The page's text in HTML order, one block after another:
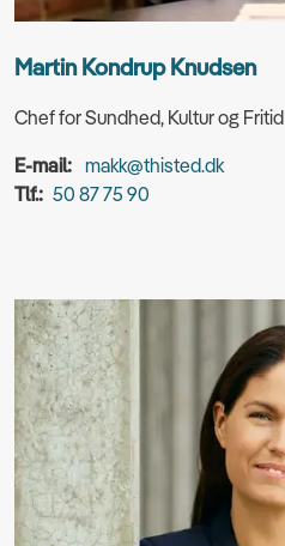
Martin Kondrup Knudsen
Chef for Sundhed, Kultur og Fritid
E-mail: makk@thisted.dk
Tlf.: 50 87 75 90